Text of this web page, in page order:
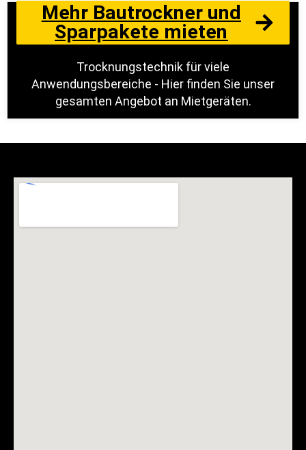
Mehr Bautrockner und
Sparpakete mieten
Trocknungstechnik für viele
Anwendungsbereiche - Hier finden Sie unser
gesamten Angebot an Mietgeräten.